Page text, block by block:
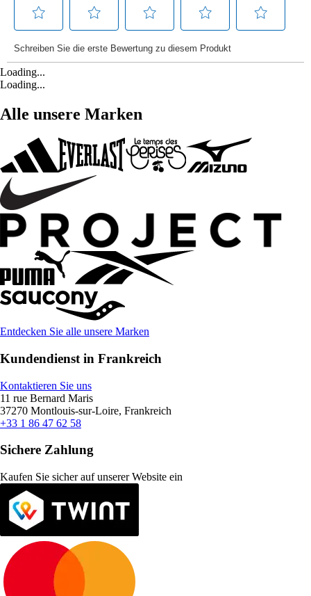
Loading...
Loading...
Alle unsere Marken
Entdecken Sie alle unsere Marken
Kundendienst in Frankreich
Kontaktieren Sie uns
11 rue Bernard Maris
37270 Montlouis-sur-Loire, Frankreich
+33 1 86 47 62 58
Sichere Zahlung
Kaufen Sie sicher auf unserer Website ein